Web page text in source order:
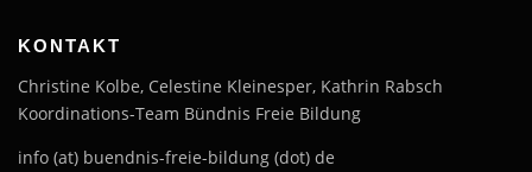
KONTAKT
Christine Kolbe, Celestine Kleinesper, Kathrin Rabsch
Koordinations-Team Bündnis Freie Bildung
info (at) buendnis-freie-bildung (dot) de